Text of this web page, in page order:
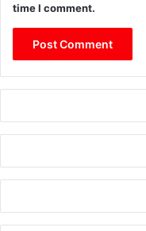
time I comment.